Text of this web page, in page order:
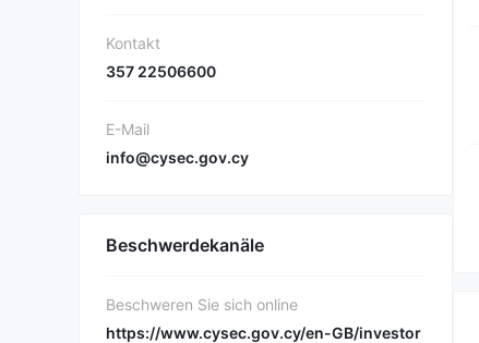
Kontakt
357 22506600
E-Mail
info@cysec.gov.cy
Beschwerdekanäle
Beschweren Sie sich online
https://www.cysec.gov.cy/en-GB/investor